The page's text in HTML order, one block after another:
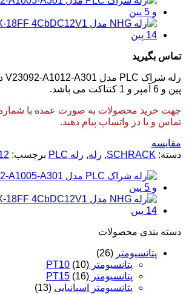
تماس بگیرید
پین و 6 آمپر و 1 کنتاکت می باشد.
جهت خرید محصولات به صورت عمده با
تماس و یا در واتساپ پیام دهید.
مقایسه
دسته: SCHRACK
, رله, رله PLC برچسب: 12
دسته‌ بندی محصولات
پتانسیومتر (26)
پتانسیومتر PT10 (10)
پتانسیومتر PT15 (16)
پتانسیومتر اسپانیایی (13)